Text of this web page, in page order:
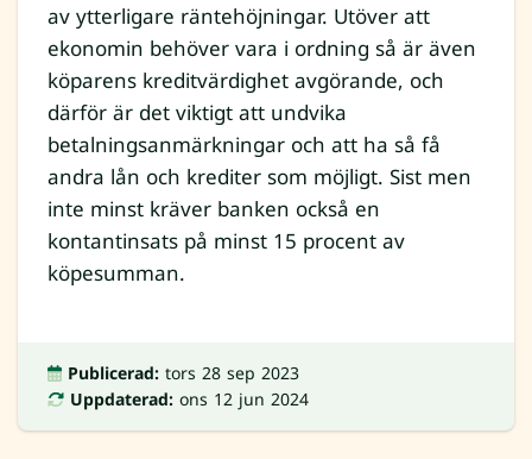
av ytterligare räntehöjningar. Utöver att
ekonomin behöver vara i ordning så är även
köparens kreditvärdighet avgörande, och
därför är det viktigt att undvika
betalningsanmärkningar och att ha så få
andra lån och krediter som möjligt. Sist men
inte minst kräver banken också en
kontantinsats på minst 15 procent av
köpesumman.
Publicerad: tors 28 sep 2023
Uppdaterad: ons 12 jun 2024